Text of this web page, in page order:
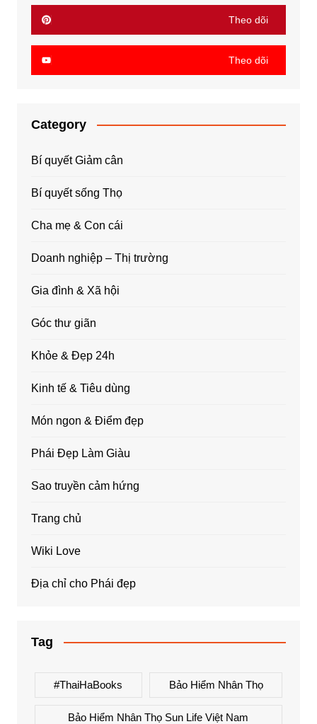
Theo dõi
Theo dõi
Category
Bí quyết Giảm cân
Bí quyết sống Thọ
Cha mẹ & Con cái
Doanh nghiệp – Thị trường
Gia đình & Xã hội
Góc thư giãn
Khỏe & Đẹp 24h
Kinh tế & Tiêu dùng
Món ngon & Điểm đẹp
Phái Đẹp Làm Giàu
Sao truyền cảm hứng
Trang chủ
Wiki Love
Địa chỉ cho Phái đẹp
Tag
#ThaiHaBooks Bảo Hiểm Nhân Thọ
Bảo Hiểm Nhân Thọ Sun Life Việt Nam